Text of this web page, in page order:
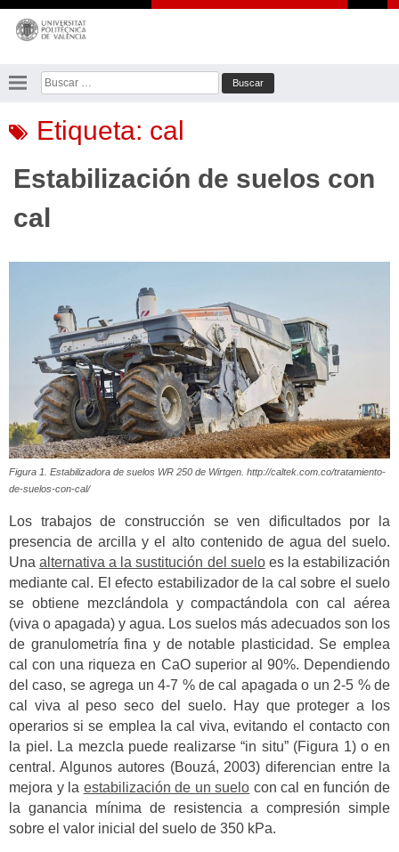
Saltar
contenido
Buscar:
Etiqueta: cal
Estabilización de suelos con
cal
Figura 1. Estabilizadora de suelos WR 250 de Wirtgen. http://caltek.com.co/tratamiento-
de-suelos-con-cal/
Los trabajos de construcción se ven dificultados por la
presencia de arcilla y el alto contenido de agua del suelo.
Unaalternativa a la sustitución del sueloes la estabilización
mediante cal. El efecto estabilizador de la cal sobre el suelo
se obtiene mezclándola y compactándola con cal aérea
(viva o apagada) y agua. Los suelos más adecuados son los
de granulometría fina y de notable plasticidad. Se emplea
cal con una riqueza en CaO superior al 90%. Dependiendo
del caso, se agrega un 4-7 % de cal apagada o un 2-5 % de
cal viva al peso seco del suelo. Hay que proteger a los
operarios si se emplea la cal viva, evitando el contacto con
la piel. La mezcla puede realizarse “in situ” (Figura 1) o en
central. Algunos autores (Bouzá, 2003) diferencian entre la
mejora y la estabilización de un suelo con cal en función de
la ganancia mínima de resistencia a compresión simple
sobre el valor inicial del suelo de 350 kPa.